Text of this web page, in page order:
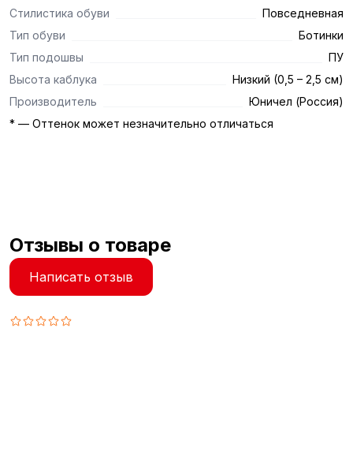
Стилистика обуви
Повседневная
Тип обуви
Ботинки
Тип подошвы
ПУ
Высота каблука
Низкий (0,5 – 2,5 см)
Производитель
Юничел (Россия)
* — Оттенок может незначительно отличаться
Отзывы о товаре
Написать отзыв